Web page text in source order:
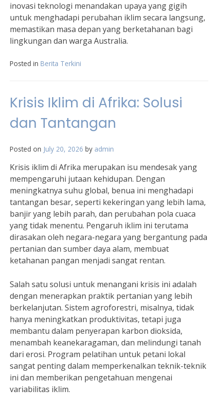
inovasi teknologi menandakan upaya yang gigih
untuk menghadapi perubahan iklim secara langsung,
memastikan masa depan yang berketahanan bagi
lingkungan dan warga Australia.
Posted in Berita Terkini
Krisis Iklim di Afrika: Solusi
dan Tantangan
Posted on July 20, 2026 by admin
Krisis iklim di Afrika merupakan isu mendesak yang
mempengaruhi jutaan kehidupan. Dengan
meningkatnya suhu global, benua ini menghadapi
tantangan besar, seperti kekeringan yang lebih lama,
banjir yang lebih parah, dan perubahan pola cuaca
yang tidak menentu. Pengaruh iklim ini terutama
dirasakan oleh negara-negara yang bergantung pada
pertanian dan sumber daya alam, membuat
ketahanan pangan menjadi sangat rentan.
Salah satu solusi untuk menangani krisis ini adalah
dengan menerapkan praktik pertanian yang lebih
berkelanjutan. Sistem agroforestri, misalnya, tidak
hanya meningkatkan produktivitas, tetapi juga
membantu dalam penyerapan karbon dioksida,
menambah keanekaragaman, dan melindungi tanah
dari erosi. Program pelatihan untuk petani lokal
sangat penting dalam memperkenalkan teknik-teknik
ini dan memberikan pengetahuan mengenai
variabilitas iklim.